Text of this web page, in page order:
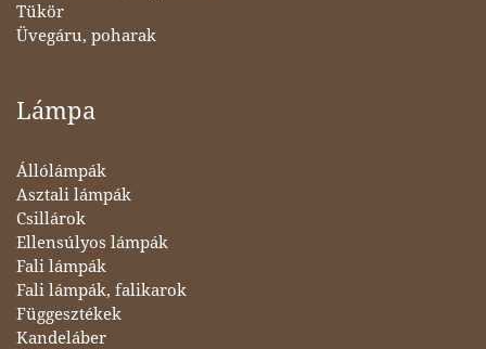
Tükör
Üvegáru, poharak
Lámpa
Állólámpák
Asztali lámpák
Csillárok
Ellensúlyos lámpák
Fali lámpák
Fali lámpák, falikarok
Függesztékek
Kandeláber